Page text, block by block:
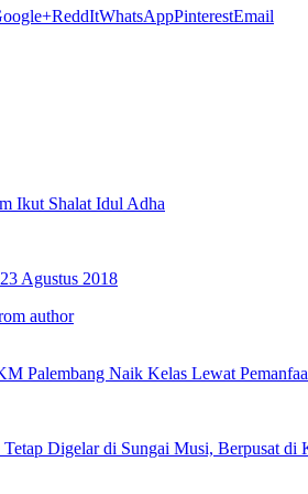
ReddItWhatsAppPinterestEmail
Ikut Shalat Idul Adha
Agustus 2018
author
Palembang Naik Kelas Lewat
Digelar di Sungai Musi, Berpusat di